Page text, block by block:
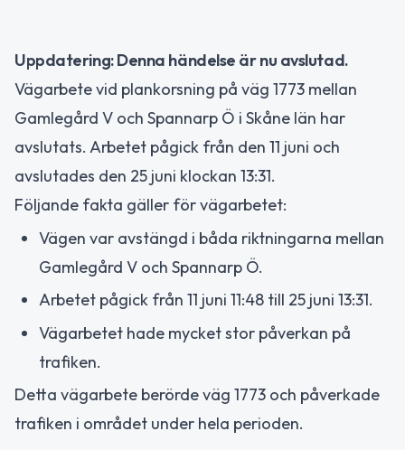
Uppdatering: Denna händelse är nu avslutad.
Vägarbete vid plankorsning på väg 1773 mellan
Gamlegård V och Spannarp Ö i Skåne län har
avslutats. Arbetet pågick från den 11 juni och
avslutades den 25 juni klockan 13:31.
Följande fakta gäller för vägarbetet:
Vägen var avstängd i båda riktningarna mellan
Gamlegård V och Spannarp Ö.
Arbetet pågick från 11 juni 11:48 till 25 juni 13:31.
Vägarbetet hade mycket stor påverkan på
trafiken.
Detta vägarbete berörde väg 1773 och påverkade
trafiken i området under hela perioden.